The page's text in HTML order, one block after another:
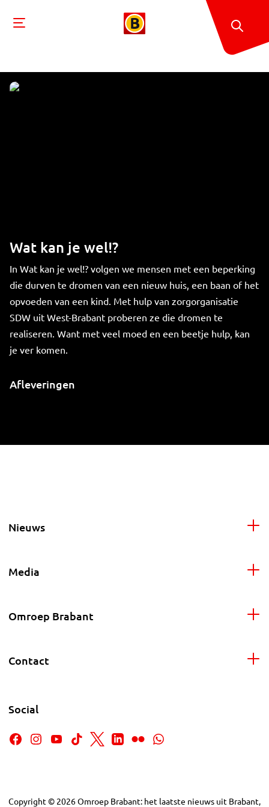
Wat kan je wel!?
In Wat kan je wel!? volgen we mensen met een beperking
die durven te dromen van een nieuw huis, een baan of het
opvoeden van een kind. Met hulp van zorgorganisatie
SDW uit West-Brabant proberen ze die dromen te
realiseren. Want met veel moed en een beetje hulp, kan
je ver komen.
Afleveringen
Nieuws
Media
Omroep Brabant
Contact
Social
Copyright © 2026Omroep Brabant: het laatste nieuws uit Brabant,